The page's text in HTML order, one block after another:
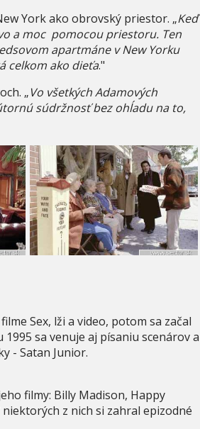
York ako obrovský priestor. „Keď
a moc pomocou priestoru. Ten
apartmáne v New Yorku
celkom ako dieťa."
„Vo všetkých Adamových
súdržnosť bez ohĺadu na to,
Sex, lži a video, potom sa začal
sa venuje aj písaniu scenárov a
- Satan Junior.
filmy: Billy Madison, Happy
z nich si zahral epizodné